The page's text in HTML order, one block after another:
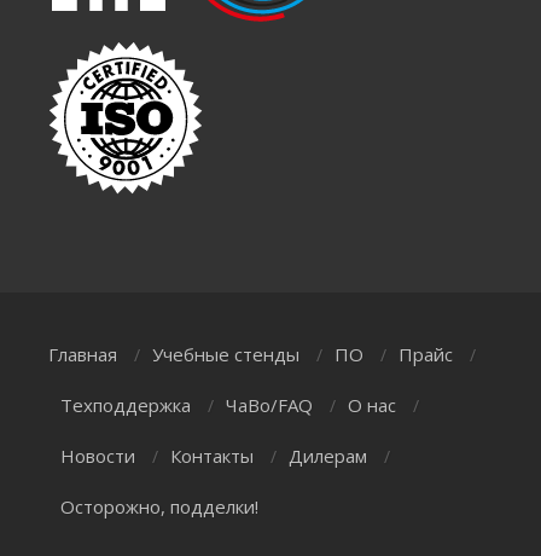
Главная / Учебные стенды / ПО / Прайс /
Техподдержка / ЧаВо/FAQ / О нас /
Новости / Контакты / Дилерам /
Осторожно, подделки!